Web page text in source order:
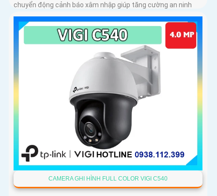
chuyển động cảnh báo xâm nhập giúp tăng cường an ninh
CAMERA GHI HÌNH FULL COLOR VIGI C540